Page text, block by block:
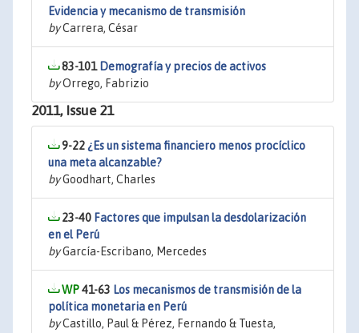
Evidencia y mecanismo de transmisión
byCarrera, César
83-101 Demografía y precios de activos
byOrrego, Fabrizio
2011, Issue 21
9-22 ¿Es un sistema financiero menos procíclico
una meta alcanzable?
byGoodhart, Charles
23-40 Factores que impulsan la desdolarización
en el Perú
byGarcía-Escribano, Mercedes
41-63 Los mecanismos de transmisión de la
política monetaria en Perú
byCastillo, Paul & Pérez, Fernando & Tuesta,